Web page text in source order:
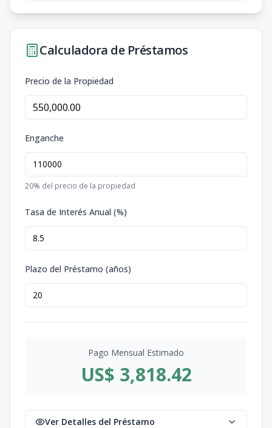
Calculadora de Préstamos
Precio de la Propiedad
Enganche
20% del precio de la propiedad
Tasa de Interés Anual (%)
Plazo del Préstamo (años)
Pago Mensual Estimado
US$ 3,818.42
Ver Detalles del Préstamo